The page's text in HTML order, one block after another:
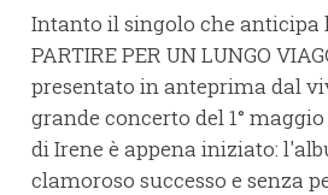
Intanto il singolo che anticipa
PARTIRE PER UN LUNGO
presentato in anteprima dal
grande concerto del 1°
di Irene è appena iniziato:
clamoroso successo e senza